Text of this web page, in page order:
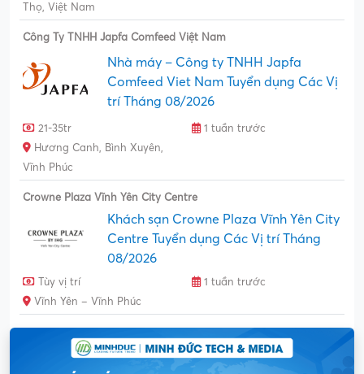
Thọ, Việt Nam
Công Ty TNHH Japfa Comfeed Việt Nam
Nhà máy – Công ty TNHH Japfa
Comfeed Viet Nam Tuyển dụng Các Vị
trí Tháng 08/2026
21-35tr
1 tuần trước
Hương Canh, Bình Xuyên,
Vĩnh Phúc
Crowne Plaza Vĩnh Yên City Centre
Khách sạn Crowne Plaza Vĩnh Yên City
Centre Tuyển dụng Các Vị trí Tháng
08/2026
Tùy vị trí
1 tuần trước
Vĩnh Yên – Vĩnh Phúc